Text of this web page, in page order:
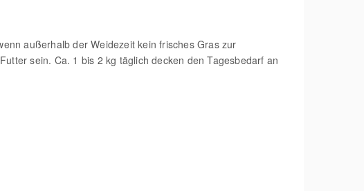
außerhalb der Weidezeit kein frisches Gras zur
sein. Ca. 1 bis 2 kg täglich decken den Tagesbedarf an